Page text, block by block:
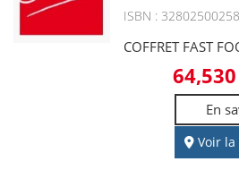
ISBN :
COFFRET FAST
En
Voir la